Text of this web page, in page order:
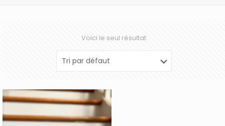
Voici le seul résultat